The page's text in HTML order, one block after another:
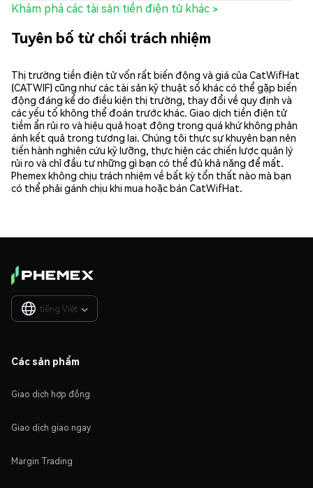
Khám phá các tài sản tiền điện tử khác >
Tuyên bố từ chối trách nhiệm
Thị trường tiền điện tử vốn rất biến động và giá của CatWifHat
(CATWIF) cũng như các tài sản kỹ thuật số khác có thể gặp biến
động đáng kể do điều kiện thị trường, thay đổi về quy định và
các yếu tố không thể đoán trước khác. Giao dịch tiền điện tử
tiềm ẩn rủi ro và hiệu quả hoạt động trong quá khứ không phản
ánh kết quả trong tương lai. Chúng tôi thực sự khuyên bạn nên
tiến hành nghiên cứu kỹ lưỡng, thực hiện các chiến lược quản lý
rủi ro và chỉ đầu tư những gì bạn có thể đủ khả năng để mất.
Phemex không chịu trách nhiệm về bất kỳ tổn thất nào mà bạn
có thể phải gánh chịu khi mua hoặc bán CatWifHat.
tiếng Việt 
Các sản phẩm
Giao dịch hợp đồng
Giao dịch giao ngay
Margin Trading